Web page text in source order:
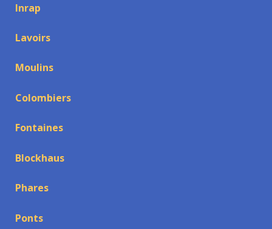
Inrap
Lavoirs
Moulins
Colombiers
Fontaines
Blockhaus
Phares
Ponts